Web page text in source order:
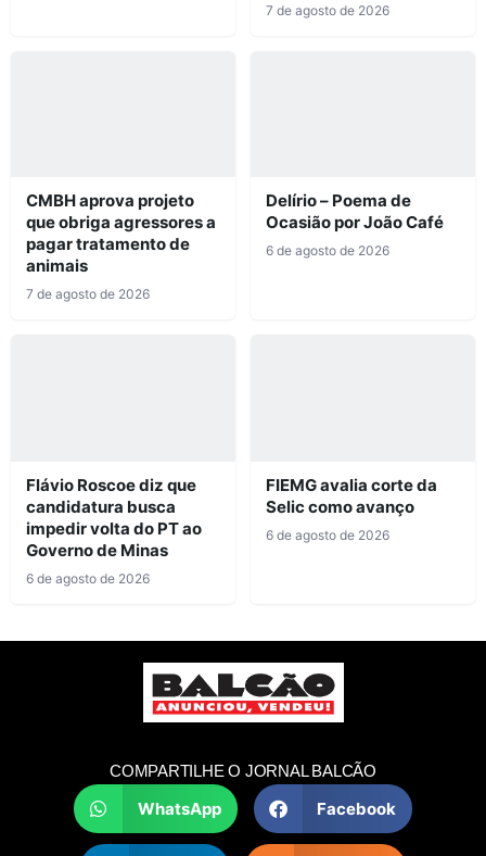
7 de agosto de 2026
CMBH aprova projeto
que obriga agressores a
pagar tratamento de
animais
7 de agosto de 2026
Delírio – Poema de
Ocasião por João Café
6 de agosto de 2026
Flávio Roscoe diz que
candidatura busca
impedir volta do PT ao
Governo de Minas
6 de agosto de 2026
FIEMG avalia corte da
Selic como avanço
6 de agosto de 2026
COMPARTILHE O JORNAL BALCÃO
WhatsApp Facebook